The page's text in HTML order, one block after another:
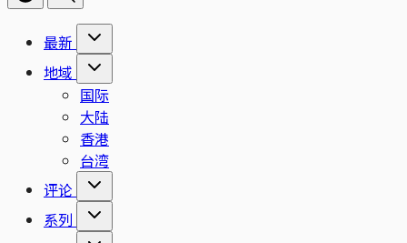
最新
地域
国际
大陆
香港
台湾
评论
系列